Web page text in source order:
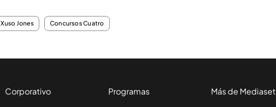
Xuso Jones Concursos Cuatro
Corporativo Programas Más de Mediaset